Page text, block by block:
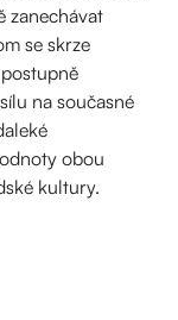
zanechávat
se skrze
na současné
obou
kultury.